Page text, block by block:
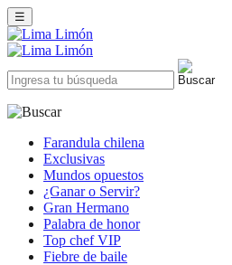
☰
Farandula chilena
Exclusivas
Mundos opuestos
¿Ganar o Servir?
Gran Hermano
Palabra de honor
Top chef VIP
Fiebre de baile